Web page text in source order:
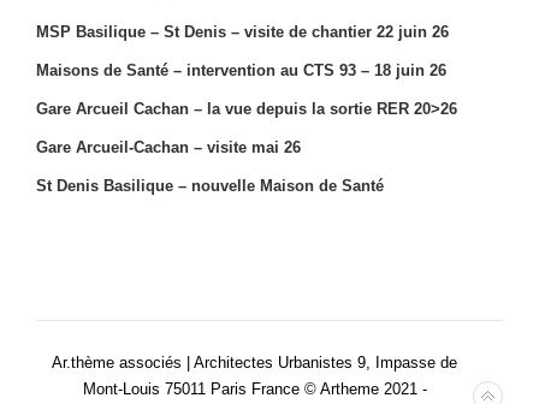
MSP Basilique – St Denis – visite de chantier 22 juin 26
Maisons de Santé – intervention au CTS 93 – 18 juin 26
Gare Arcueil Cachan – la vue depuis la sortie RER 20>26
Gare Arcueil-Cachan – visite mai 26
St Denis Basilique – nouvelle Maison de Santé
Ar.thème associés | Architectes Urbanistes 9, Impasse de
Mont-Louis 75011 Paris France © Artheme 2021 -